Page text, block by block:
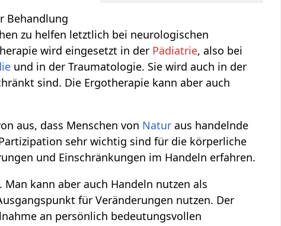
Behandlung
zu helfen letztlich bei neurologischen
wird eingesetzt in der Pädiatrie, also bei
und in der Traumatologie. Sie wird auch in der
sind. Die Ergotherapie kann aber auch
aus, dass Menschen von Natur aus handelnde
sehr wichtig sind für die körperliche
und Einschränkungen im Handeln erfahren.
kann aber auch Handeln nutzen als
für Veränderungen nutzen. Der
an persönlich bedeutungsvollen